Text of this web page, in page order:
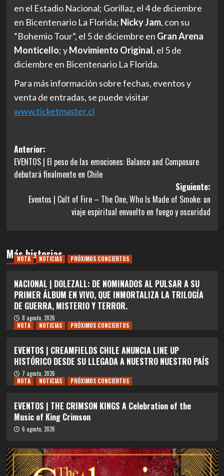
en el Estadio Nacional; Gorillaz, el 4 de diciembre
en Bicentenario La Florida; Nicky Jam, con su
“Bohemio Tour”, el 5 de diciembre en Gran Arena
Monticello; yMovimiento Original, el 5 de
diciembre en Bicentenario La Florida.
Para más información sobre fechas, eventos y
venta de entradas, se puede visitar
www.ticketmaster.cl
Navegación
de
entradas
Anterior:
EVENTOS | El peso de las emociones: Balance and Composure
debutará finalmente en Chile
Siguiente:
Eventos | Cult of Fire – The One, Who Is Made of Smoke: un
viaje espiritual envuelto en fuego y oscuridad
Más historias
NOTA NOTICIAS PRÓXIMOS CONCIERTOS
NACIONAL | DOLEZALL: DE NOMINADOS AL PULSAR A SU
PRIMER ÁLBUM EN VIVO, QUE INMORTALIZA LA TRILOGÍA
DE GUERRA, MISTERIO Y TERROR.
8 agosto, 2026
NOTA
NOTICIAS PRÓXIMOS CONCIERTOS
EVENTOS | CREAMFIELDS CHILE ANUNCIA LINE UP
HISTÓRICO DESDE SU LLEGADA A NUESTRO NUESTRO PAÍS
7 agosto, 2026
NOTA
NOTICIAS PRÓXIMOS CONCIERTOS
EVENTOS | THE CRIMSON KINGS A Celebration of the
Music of King Crimson
6 agosto, 2026